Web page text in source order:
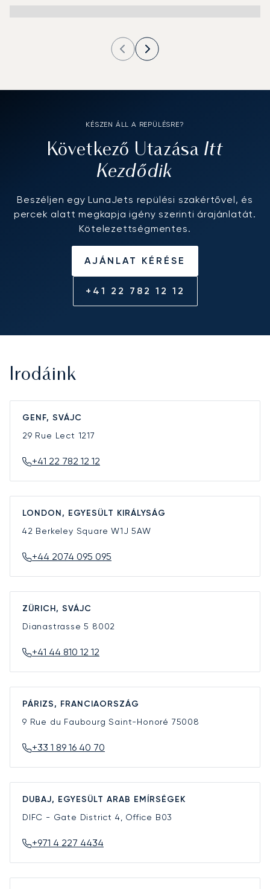
KÉSZEN ÁLL A REPÜLÉSRE?
Következő Utazása Itt
Kezdődik
Beszéljen egy LunaJets repülési szakértővel, és
percek alatt megkapja igény szerinti árajánlatát.
Kötelezettségmentes.
AJÁNLAT KÉRÉSE
+41 22 782 12 12
Irodáink
GENF, SVÁJC
29 Rue Lect 1217
+41 22 782 12 12
LONDON, EGYESÜLT KIRÁLYSÁG
42 Berkeley SquareW1J 5AW
+44 2074 095 095
ZÜRICH, SVÁJC
Dianastrasse 5 8002
+41 44 810 12 12
PÁRIZS, FRANCIAORSZÁG
9 Rue du Faubourg Saint-Honoré 75008
+33 1 89 16 40 70
DUBAJ, EGYESÜLT ARAB EMÍRSÉGEK
DIFC - Gate District 4, Office B03
+971 4 227 4434